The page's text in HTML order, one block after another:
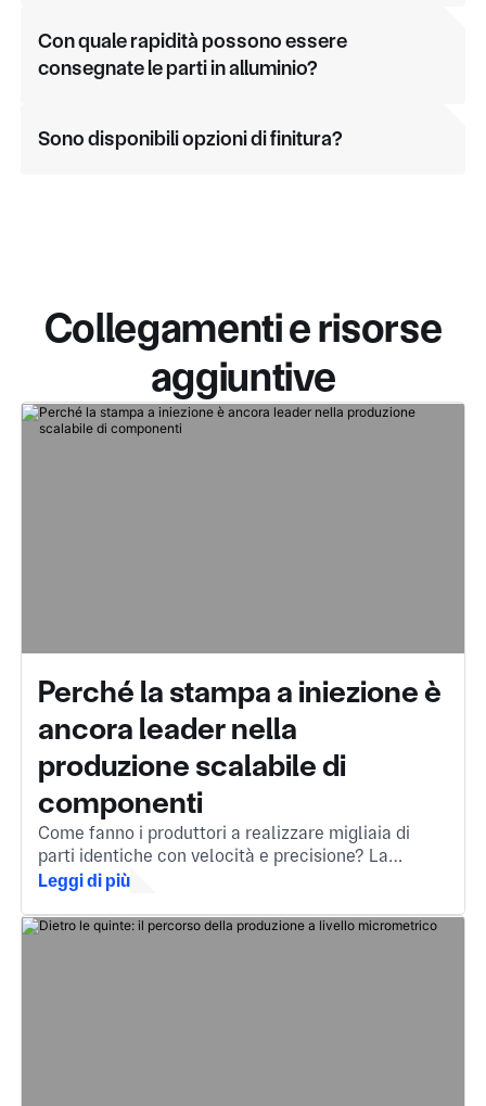
Con quale rapidità possono essere
consegnate le parti in alluminio?
Sono disponibili opzioni di finitura?
Collegamenti e risorse
aggiuntive
Perché la stampa a iniezione è
ancora leader nella
produzione scalabile di
componenti
Come fanno i produttori a realizzare migliaia di
parti identiche con velocità e precisione? La
risposta è la stampa a iniezione, un metodo
componenti complessi e di alta qualità.
Leggi di più